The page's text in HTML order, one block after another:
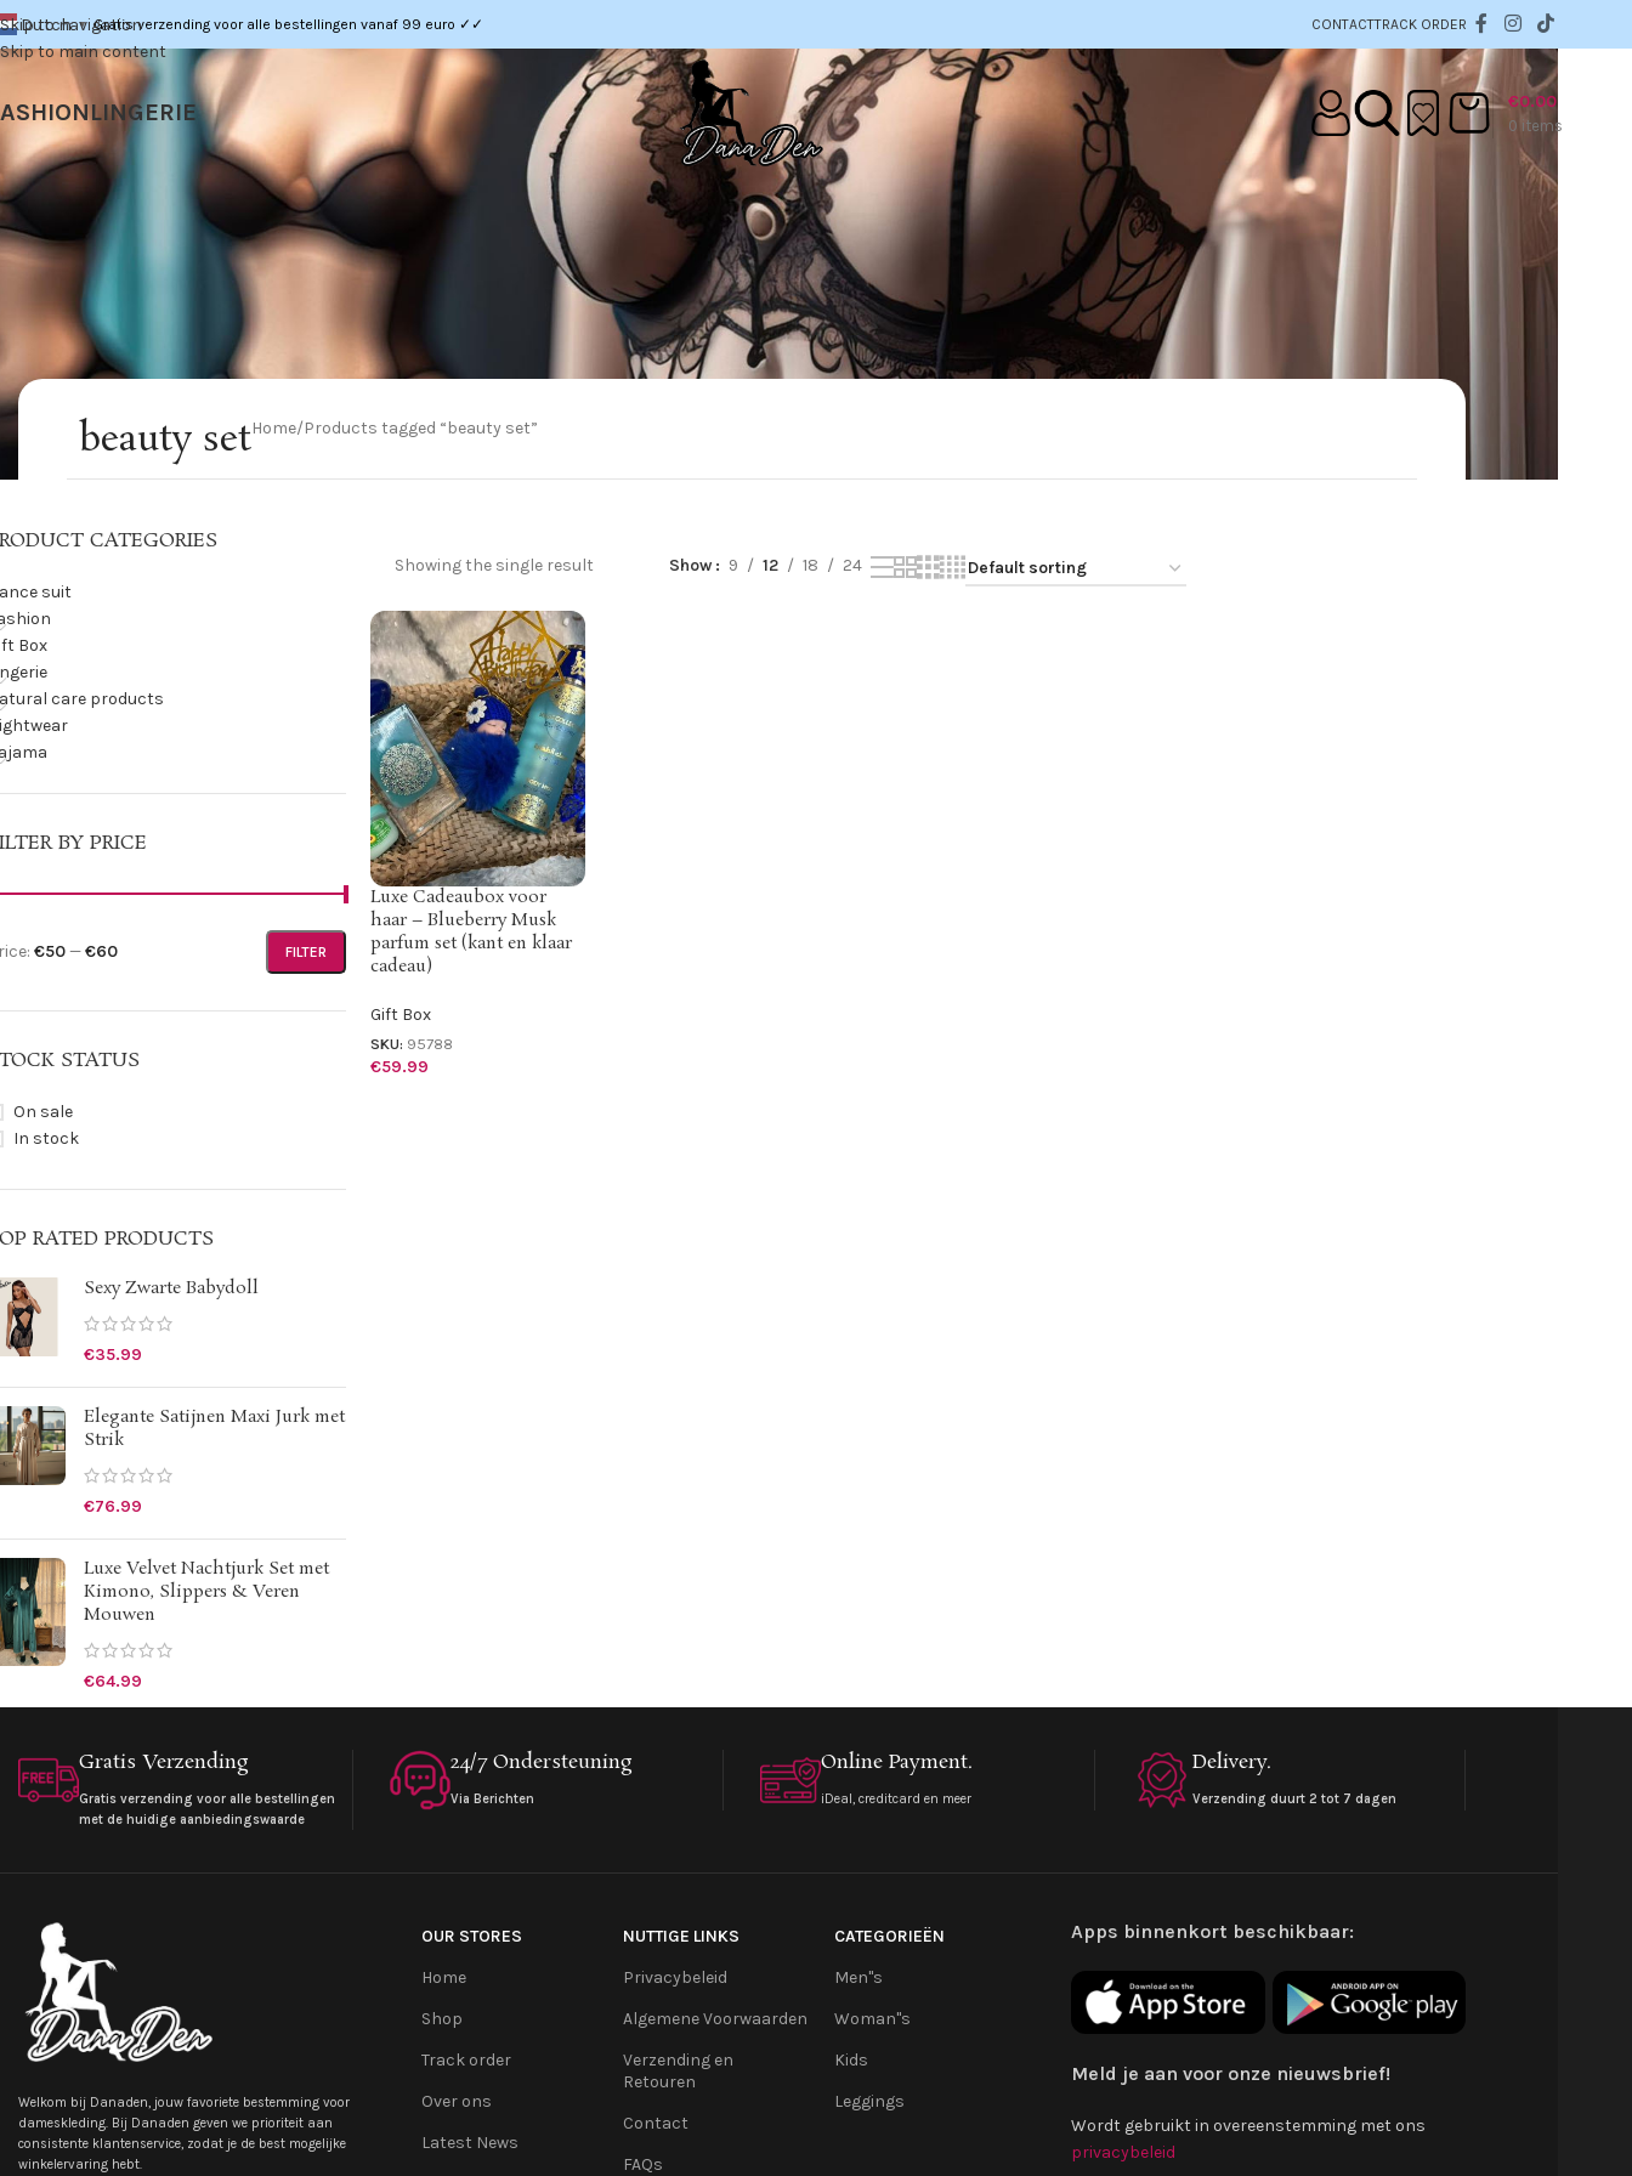
Skip to navigation
Skip to main content
Dutch ▼ Gratis verzending voor alle bestellingen vanaf 99 euro ✓✓ CONTACTTRACK ORDER
LINGERIE 0 items
€0.00
beauty setHome Products tagged “beauty set”
CATEGORIES
suit
Box
care products
BY PRICE
FILTER
€50—€60
STATUS
On sale
In stock
RATED PRODUCTS
Sexy Zwarte Babydoll
€35.99
Elegante Satijnen Maxi Jurk met
Strik
€76.99
Luxe Velvet Nachtjurk Set met
Kimono, Slippers & Veren
Mouwen
€64.99
Showing the single result Show 9 12 18 24
Luxe Cadeaubox voor
haar – Blueberry Musk
parfum set (kant en klaar
cadeau)
Gift Box
SKU: 95788
€59.99
Gratis Verzending
Gratis verzending voor alle bestellingen
met de huidige aanbiedingswaarde
24/7 Ondersteuning
Via Berichten
Online Payment.
iDeal, creditcard en meer
Delivery.
Verzending duurt 2 tot 7 dagen
Welkom bij Danaden, jouw favoriete bestemming voor
dameskleding. Bij Danaden geven we prioriteit aan
consistente klantenservice, zodat je de best mogelijke
winkelervaring hebt.
OUR STORES
Home
Shop
Track order
Over ons
Latest News
NUTTIGE LINKS
Privacybeleid
Algemene Voorwaarden
Verzending en
Retouren
Contact
FAQs
CATEGORIEËN
Men''s
Woman''s
Kids
Leggings
Apps binnenkort beschikbaar:
Meld je aan voor onze nieuwsbrief!
Wordt gebruikt in overeenstemming met ons
privacybeleid